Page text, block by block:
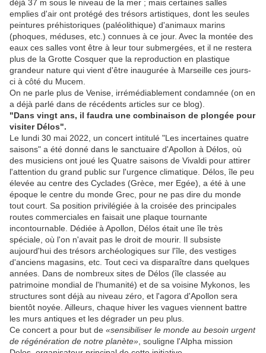
déjà 37 m sous le niveau de la mer ; mais certaines salles
emplies d'air ont protégé des trésors artistiques, dont les seules
peintures préhistoriques (paléolithique) d'animaux marins
(phoques, méduses, etc.) connues à ce jour. Avec la montée des
eaux ces salles vont être à leur tour submergées, et il ne restera
plus de la Grotte Cosquer que la reproduction en plastique
grandeur nature qui vient d'être inaugurée à Marseille ces jours-
ci à côté du Mucem.
On ne parle plus de Venise, irrémédiablement condamnée (on en
a déjà parlé dans de récédents articles sur ce blog).
"Dans vingt ans, il faudra une combinaison de plongée pour
visiter Délos".
Le lundi 30 mai 2022, un concert intitulé "Les incertaines quatre
saisons" a été donné dans le sanctuaire d'Apollon à Délos, où
des musiciens ont joué les Quatre saisons de Vivaldi pour attirer
l'attention du grand public sur l'urgence climatique. Délos, île peu
élevée au centre des Cyclades (Grèce, mer Egée), a été à une
époque le centre du monde Grec, pour ne pas dire du monde
tout court. Sa position privilégiée à la croisée des principales
routes commerciales en faisait une plaque tournante
incontournable. Dédiée à Apollon, Délos était une île très
spéciale, où l'on n'avait pas le droit de mourir. Il subsiste
aujourd'hui des trésors archéologiques sur l'île, des vestiges
d'anciens magasins, etc. Tout ceci va disparaître dans quelques
années. Dans de nombreux sites de Délos (île classée au
patrimoine mondial de l'humanité) et de sa voisine Mykonos, les
structures sont déjà au niveau zéro, et l'agora d'Apollon sera
bientôt noyée. Ailleurs, chaque hiver les vagues viennent battre
les murs antiques et les dégrader un peu plus.
Ce concert a pour but de «sensibiliser le monde au besoin urgent
de régénération de notre planète» , souligne l'Alpha mission